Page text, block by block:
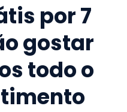
por 7
gostar
todo o